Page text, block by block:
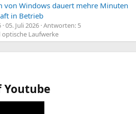
von Windows dauert mehre Minuten
in Betrieb
05. Juli 2026 Antworten: 5
optische Laufwerke
Youtube